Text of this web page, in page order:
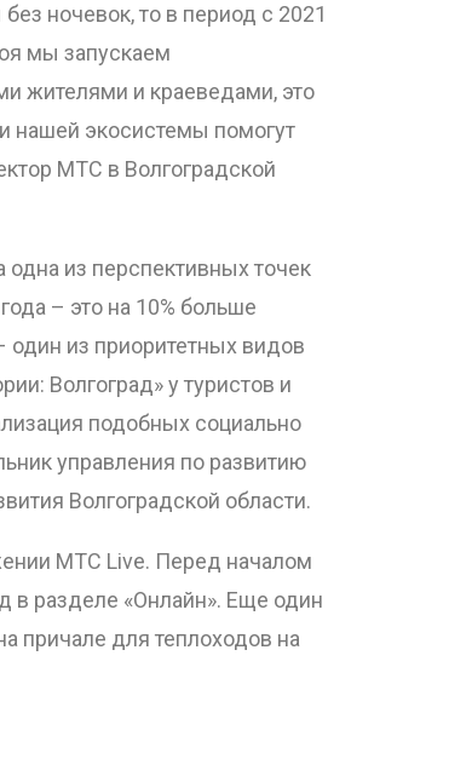
ночевок, то в период с 2021
мы запускаем
жителями и краеведами, это
нашей экосистемы помогут
МТС в Волгоградской
одна из перспективных точек
– это на 10% больше
один из приоритетных видов
Волгоград» у туристов и
подобных социально
управления по развитию
Волгоградской области.
МТС Live. Перед началом
в разделе «Онлайн». Еще один
причале для теплоходов на